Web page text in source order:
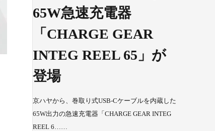
65W急速充電器
「CHARGE GEAR
INTEG REEL 65」が
登場
京ハヤから、巻取り式USB-Cケーブルを内蔵した
65W出力の急速充電器「CHARGE GEAR INTEG
REEL 6……